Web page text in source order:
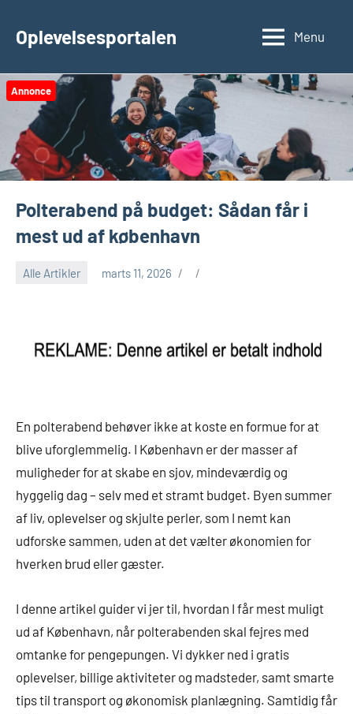
Oplevelsesportalen Menu
Annonce
Polterabend på budget: Sådan får i
mest ud af københavn
Alle Artikler marts 11, 2026
En polterabend behøver ikke at koste en formue for at
blive uforglemmelig. I København er der masser af
muligheder for at skabe en sjov, mindeværdig og
hyggelig dag – selv med et stramt budget. Byen summer
af liv, oplevelser og skjulte perler, som I nemt kan
udforske sammen, uden at det vælter økonomien for
hverken brud eller gæster.
I denne artikel guider vi jer til, hvordan I får mest muligt
ud af København, når polterabenden skal fejres med
omtanke for pengepungen. Vi dykker ned i gratis
oplevelser, billige aktiviteter og madsteder, samt smarte
tips til transport og økonomisk planlægning. Samtidig får